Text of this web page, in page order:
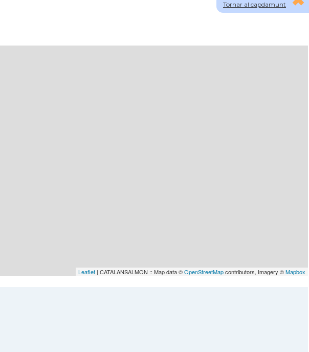
Tornar al capdamunt
Leaflet | CATALANSALMON :: Map data ©OpenStreetMapcontributors, Imagery ©Mapbox